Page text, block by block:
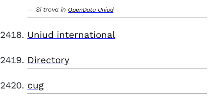
Si trova in OpenData Uniud
Uniud international
Directory
cug